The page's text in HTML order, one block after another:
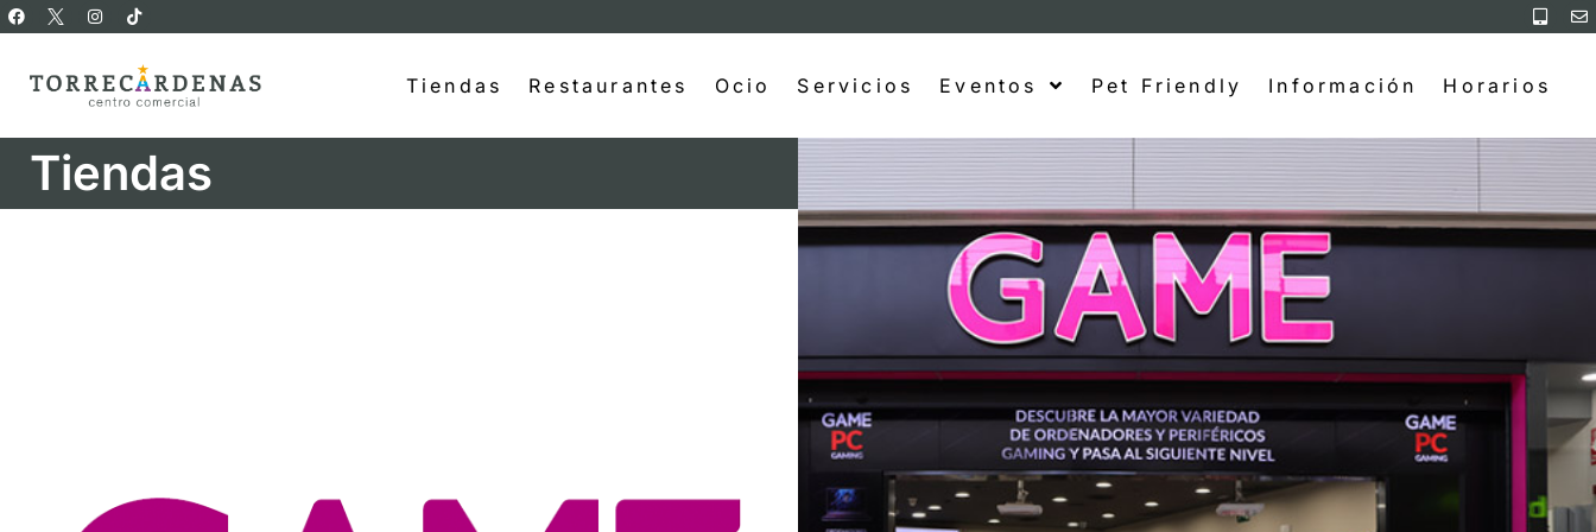
Tiendas Restaurantes Ocio Servicios Eventos Pet Friendly Información Horarios
Tiendas